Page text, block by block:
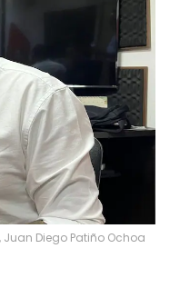
Diego Patiño Ochoa